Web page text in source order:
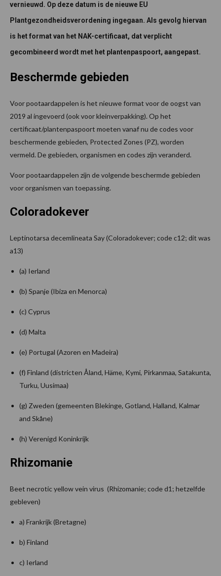
vernieuwd. Op deze datum is de nieuwe EU
Plantgezondheidsverordening ingegaan. Als gevolg hiervan
is het format van het NAK-certificaat, dat verplicht
gecombineerd wordt met het plantenpaspoort, aangepast.
Beschermde gebieden
Voor pootaardappelen is het nieuwe format voor de oogst van
2019 al ingevoerd (ook voor kleinverpakking). Op het
certificaat/plantenpaspoort moeten vanaf nu de codes voor
beschermende gebieden, Protected Zones (PZ), worden
vermeld. De gebieden, organismen en codes zijn veranderd.
Voor pootaardappelen zijn de volgende beschermde gebieden
voor organismen van toepassing.
Coloradokever
Leptinotarsa decemlineata Say (Coloradokever; code c12; dit was
a13)
(a) Ierland
(b) Spanje (Ibiza en Menorca)
(c) Cyprus
(d) Malta
(e) Portugal (Azoren en Madeira)
(f) Finland (districten Åland, Häme, Kymi, Pirkanmaa, Satakunta,
Turku, Uusimaa)
(g) Zweden (gemeenten Blekinge, Gotland, Halland, Kalmar
and Skåne)
(h) Verenigd Koninkrijk
Rhizomanie
Beet necrotic yellow vein virus (Rhizomanie; code d1; hetzelfde
gebleven)
a) Frankrijk (Bretagne)
b) Finland
c) Ierland